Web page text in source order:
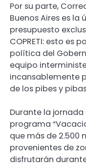
Por su parte,
Buenos Aires es la
presupuesto
COPRETI: esto es
política del
equipo
incansablemente
de los pibes y
Durante la jornada
programa
que más de 2.500
provenientes de
disfrutarán